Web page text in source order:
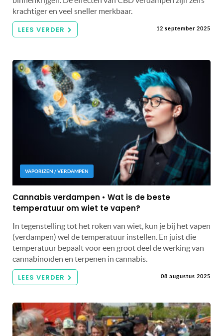
krachtiger en veel sneller merkbaar.
LEES VERDER 12 september 2025
VAPORIZEN / VERDAMPEN
Cannabis verdampen • Wat is de beste
temperatuur om wiet te vapen?
In tegenstelling tot het roken van wiet, kun je bij het vapen
(verdampen) wel de temperatuur instellen. En juist die
temperatuur bepaalt voor een groot deel de werking van
cannabinoïden en terpenen in cannabis.
LEES VERDER 08 augustus 2025